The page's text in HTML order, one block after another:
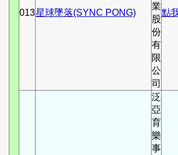
013星球墜落(SYNC PONG)
業
股
份
有
限
公
司
點
泛
亞
育
樂
事